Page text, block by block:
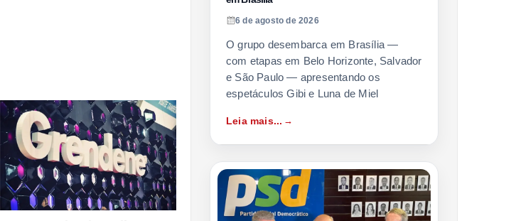
6 de agosto de 2026
O grupo desembarca em Brasília —
com etapas em Belo Horizonte, Salvador
e São Paulo — apresentando os
espetáculos Gibi e Luna de Miel
Leia mais...